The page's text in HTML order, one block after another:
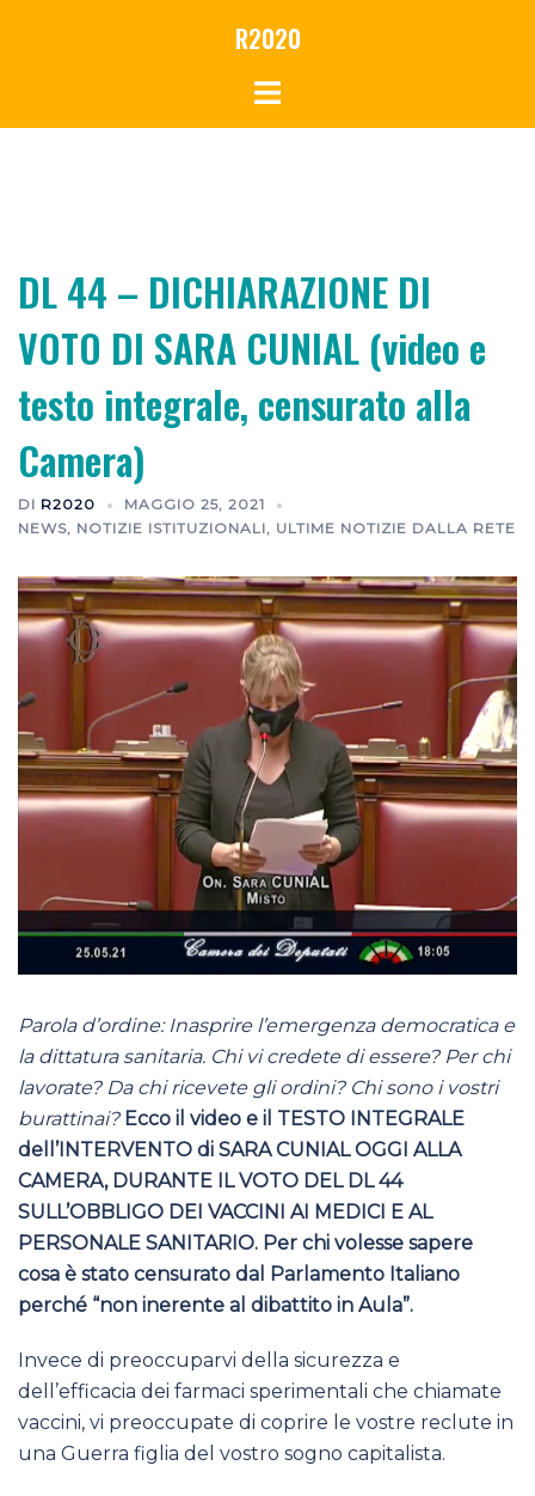
R2020
DL 44 – DICHIARAZIONE DI
VOTO DI SARA CUNIAL (video e
testo integrale, censurato alla
Camera)
DI R2020
MAGGIO 25, 2021
NEWS, NOTIZIE ISTITUZIONALI, ULTIME NOTIZIE DALLA RETE
Parola d’ordine: Inasprire l’emergenza democratica e
la dittatura sanitaria. Chi vi credete di essere? Per chi
lavorate? Da chi ricevete gli ordini? Chi sono i vostri
burattinai? Ecco il video e il TESTO INTEGRALE
dell’INTERVENTO di SARA CUNIAL OGGI ALLA
CAMERA, DURANTE IL VOTO DEL DL 44
SULL’OBBLIGO DEI VACCINI AI MEDICI E AL
PERSONALE SANITARIO. Per chi volesse sapere
cosa è stato censurato dal Parlamento Italiano
perché “non inerente al dibattito in Aula”.
Invece di preoccuparvi della sicurezza e
dell’efficacia dei farmaci sperimentali che chiamate
vaccini, vi preoccupate di coprire le vostre reclute in
una Guerra figlia del vostro sogno capitalista.